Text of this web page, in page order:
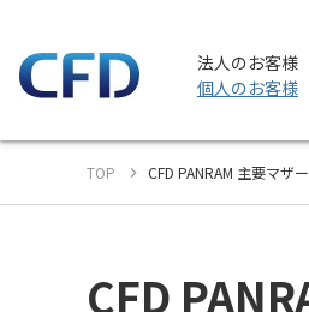
法人のお客様
個人のお客様
TOP CFD PANRAM 主要マザ
CFD